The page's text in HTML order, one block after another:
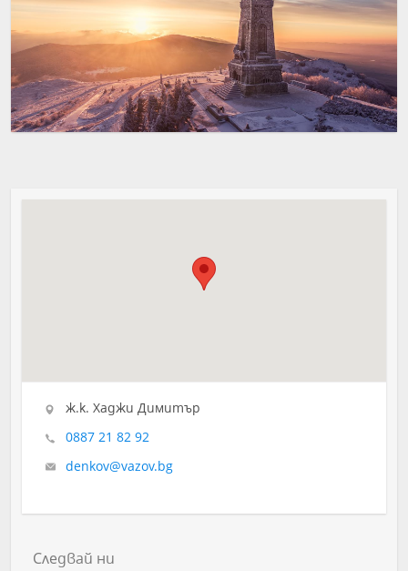
ж.к. Хаджи Димитър
0887 21 82 92
denkov@vazov.bg
Следвай ни